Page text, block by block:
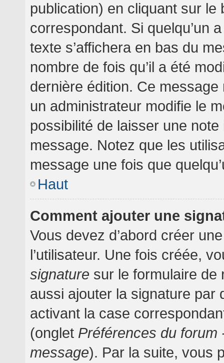
publication) en cliquant sur le
correspondant. Si quelqu’un
texte s’affichera en bas du
nombre de fois qu’il a été
dernière édition. Ce
un administrateur modifie le
possibilité de laisser une note
message. Notez que les
message une fois que
Haut
Comment ajouter une
Vous devez d’abord créer
l’utilisateur. Une fois créée,
signature sur le formulaire de
aussi ajouter la signature par
activant la case
(onglet Préférences du
message). Par la suite, vous